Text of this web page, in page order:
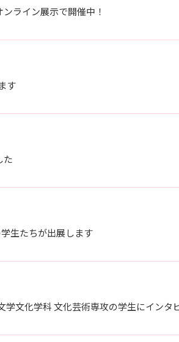
ライン展示で開催中！
す
た
学生たちが出展します
学文化学科 文化芸術専攻の学生にインタ